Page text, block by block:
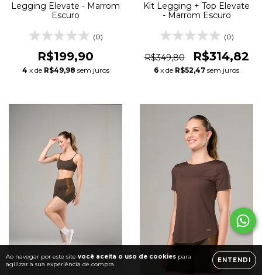
Ao navegar por este site você aceita o uso de cookies para
agilizar a sua experiência de compra.
ENTENDI
Legging Elevate - Marrom
Escuro
(0)
R$199,90
4 x de R$49,98 sem juros
Kit Legging + Top Elevate
- Marrom Escuro
(0)
R$349,80 R$314,82
6 x de R$52,47 sem juros